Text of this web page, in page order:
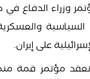
وزراء
السياسية
على إيران.
مؤتمر قمة